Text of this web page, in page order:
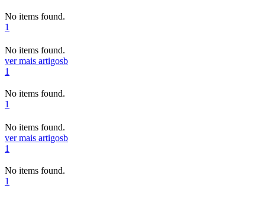
No items found.
1
No items found.
ver mais artigosb
1
No items found.
1
No items found.
ver mais artigosb
1
No items found.
1